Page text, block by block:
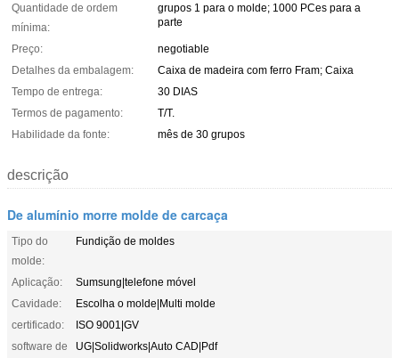
Quantidade de ordem
mínima:
grupos 1 para o molde; 1000 PCes para a
parte
Preço:
negotiable
Detalhes da embalagem:
Caixa de madeira com ferro Fram; Caixa
Tempo de entrega:
30 DIAS
Termos de pagamento:
T/T.
Habilidade da fonte:
mês de 30 grupos
descrição
De alumínio morre molde de carcaça
Tipo do
molde:
Fundição de moldes
Aplicação:
Sumsung|telefone móvel
Cavidade:
Escolha o molde|Multi molde
certificado:
ISO 9001|GV
software de
UG|Solidworks|Auto CAD|Pdf